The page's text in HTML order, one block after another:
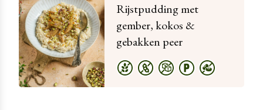
Rijstpudding met
gember, kokos &
gebakken peer